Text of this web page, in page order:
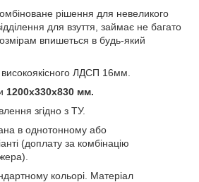
рішення для невеликого
для взуття, займає не багато
впишеться в будь-який
високоякісного ЛДСП 16мм.
1200х330х830 мм.
згідно з ТУ.
в однотонному або
(доплату за комбінацію
кольорі. Матеріал